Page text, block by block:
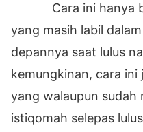
Cara ini hanya
yang masih labil
depannya saat lulus
kemungkinan, cara ini
yang walaupun sudah
istiqomah selepas